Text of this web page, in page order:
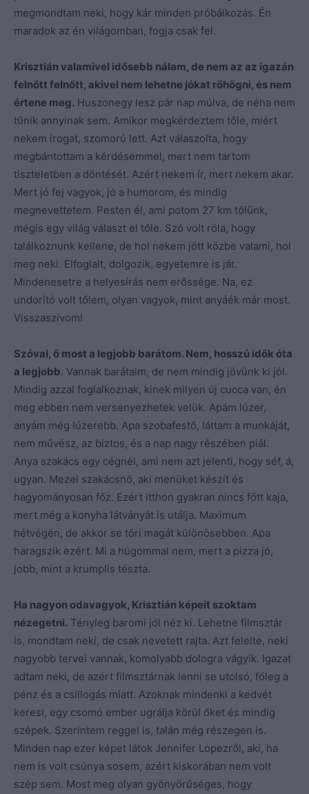
megmondtam neki, hogy kár minden próbálkozás. Én
maradok az én világomban, fogja csak fel.
Krisztián valamivel idősebb nálam, de nem az az igazán
felnőtt felnőtt, akivel nem lehetne jókat röhögni, és nem
értene meg. Huszonegy lesz pár nap múlva, de néha nem
tűnik annyinak sem. Amikor megkérdeztem tőle, miért
nekem írogat, szomorú lett. Azt válaszolta, hogy
megbántottam a kérdésemmel, mert nem tartom
tiszteletben a döntését. Azért nekem ír, mert nekem akar.
Mert jó fej vagyok, jó a humorom, és mindig
megnevettetem. Pesten él, ami potom 27 km tőlünk,
mégis egy világ választ el tőle. Szó volt róla, hogy
találkoznunk kellene, de hol nekem jött közbe valami, hol
meg neki. Elfoglalt, dolgozik, egyetemre is jár.
Mindenesetre a helyesírás nem erőssége. Na, ez
undorító volt tőlem, olyan vagyok, mint anyáék már most.
Visszaszívom!
Szóval, ő most a legjobb barátom. Nem, hosszú idők óta
a legjobb. Vannak barátaim, de nem mindig jövünk ki jól.
Mindig azzal foglalkoznak, kinek milyen új cucca van, én
meg ebben nem versenyezhetek velük. Apám lúzer,
anyám még lúzerebb. Apa szobafestő, láttam a munkáját,
nem művész, az biztos, és a nap nagy részében piál.
Anya szakács egy cégnél, ami nem azt jelenti, hogy séf, á,
ugyan. Mezei szakácsnő, aki menüket készít és
hagyományosan főz. Ezért itthon gyakran nincs főtt kaja,
mert még a konyha látványát is utálja. Maximum
hétvégén, de akkor se töri magát különösebben. Apa
haragszik ezért. Mi a húgommal nem, mert a pizza jó,
jobb, mint a krumplis tészta.
Ha nagyon odavagyok, Krisztián képeit szoktam
nézegetni. Tényleg baromi jól néz ki. Lehetne filmsztár
is, mondtam neki, de csak nevetett rajta. Azt felelte, neki
nagyobb tervei vannak, komolyabb dologra vágyik. Igazat
adtam neki, de azért filmsztárnak lenni se utolsó, főleg a
pénz és a csillogás miatt. Azoknak mindenki a kedvét
keresi, egy csomó ember ugrálja körül őket és mindig
szépek. Szerintem reggel is, talán még részegen is.
Minden nap ezer képet látok Jennifer Lopezről, aki, ha
nem is volt csúnya sosem, azért kiskorában nem volt
szép sem. Most meg olyan gyönyörűséges, hogy